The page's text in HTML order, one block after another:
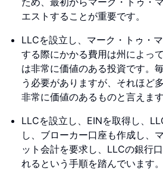
エストすることが重要です。
LLCを設立し、マーク・トゥ・
する際にかかる費用は州によっ
は非常に価値のある投資です。
う必要がありますが、それほど
非常に価値のあるものと言えます
LLCを設立し、EINを取得し、
し、ブローカー口座も作成し、
ット会計を要求し、LLCの銀行
れるという手順を踏んでいます。